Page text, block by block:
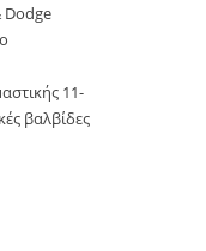
Dodge
11-
βαλβίδες